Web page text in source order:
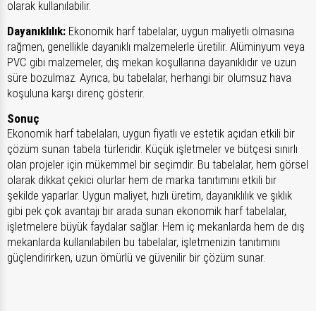
olarak kullanılabilir.
Dayanıklılık: Ekonomik harf tabelalar, uygun maliyetli olmasına
rağmen, genellikle dayanıklı malzemelerle üretilir. Alüminyum veya
PVC gibi malzemeler, dış mekan koşullarına dayanıklıdır ve uzun
süre bozulmaz. Ayrıca, bu tabelalar, herhangi bir olumsuz hava
koşuluna karşı direnç gösterir.
Sonuç
Ekonomik harf tabelaları, uygun fiyatlı ve estetik açıdan etkili bir
çözüm sunan tabela türleridir. Küçük işletmeler ve bütçesi sınırlı
olan projeler için mükemmel bir seçimdir. Bu tabelalar, hem görsel
olarak dikkat çekici olurlar hem de marka tanıtımını etkili bir
şekilde yaparlar. Uygun maliyet, hızlı üretim, dayanıklılık ve şıklık
gibi pek çok avantajı bir arada sunan ekonomik harf tabelalar,
işletmelere büyük faydalar sağlar. Hem iç mekanlarda hem de dış
mekanlarda kullanılabilen bu tabelalar, işletmenizin tanıtımını
güçlendirirken, uzun ömürlü ve güvenilir bir çözüm sunar.